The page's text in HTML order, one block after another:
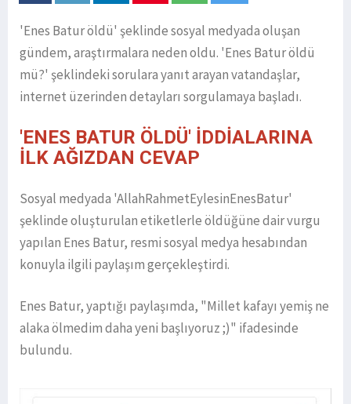
'Enes Batur öldü' şeklinde sosyal medyada oluşan
gündem, araştırmalara neden oldu. 'Enes Batur öldü
mü?' şeklindeki sorulara yanıt arayan vatandaşlar,
internet üzerinden detayları sorgulamaya başladı.
'ENES BATUR ÖLDÜ' İDDİALARINA
İLK AĞIZDAN CEVAP
Sosyal medyada 'AllahRahmetEylesinEnesBatur'
şeklinde oluşturulan etiketlerle öldüğüne dair vurgu
yapılan Enes Batur, resmi sosyal medya hesabından
konuyla ilgili paylaşım gerçekleştirdi.
Enes Batur, yaptığı paylaşımda, "Millet kafayı yemiş ne
alaka ölmedim daha yeni başlıyoruz ;)" ifadesinde
bulundu.